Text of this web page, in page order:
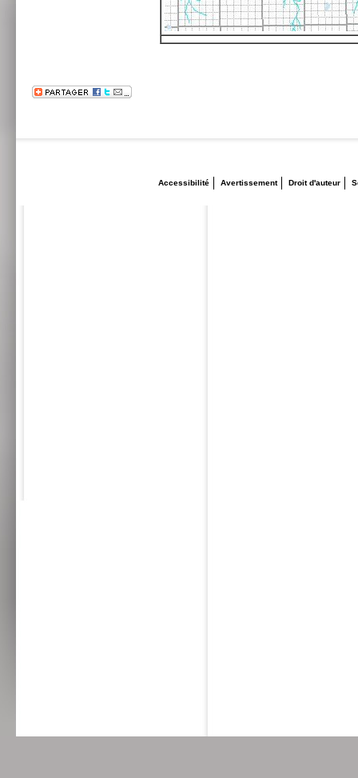
Accessibilité Avertissement Droit d'auteur